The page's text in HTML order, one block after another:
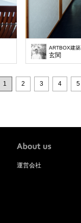
ARTBOX建
玄関
1 2 3 4 5
運営会社